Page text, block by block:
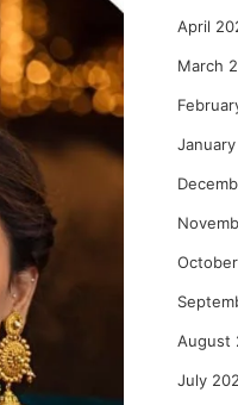
April
March
August
July